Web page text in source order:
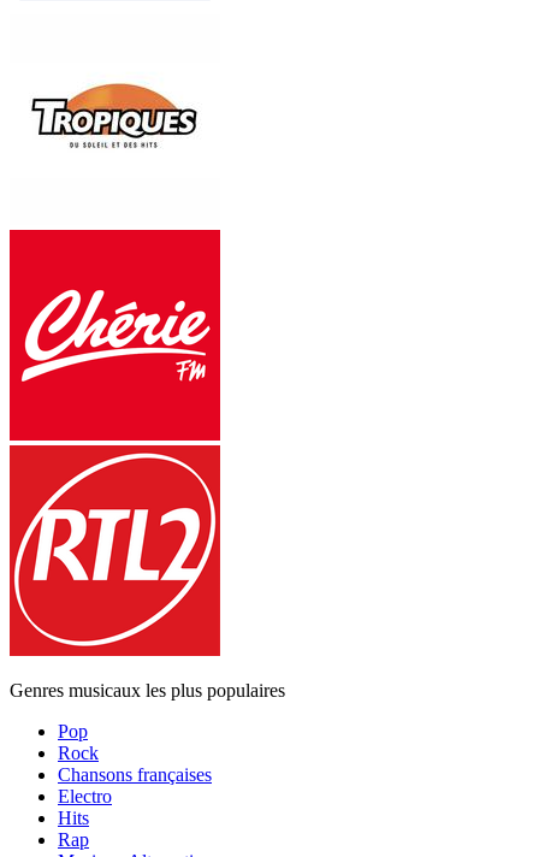
Genres musicaux les plus populaires
Pop
Rock
Chansons françaises
Electro
Hits
Rap